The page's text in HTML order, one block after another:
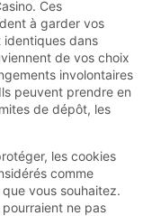
Ces
à garder vos
identiques dans
de vos choix
involontaires
peuvent prendre en
de dépôt, les
les cookies
comme
vous souhaitez.
ne pas